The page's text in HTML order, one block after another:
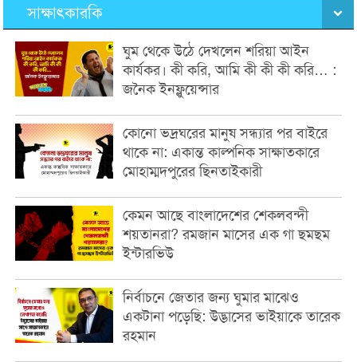
সাক্ষাৎকারকি
ঘুম থেকে উঠে দেখলেন শরিয়া আইন
কার্যকর। কী করি, আমি কী কী কী করি… :
জনৈক ইনফ্লুয়েন্সার
কোনো ভদ্রঘরের মানুষ সন্ধ্যার পর বাইরে
থাকে না: একান্ত কাল্পনিক সাক্ষাতকারে
মোহাম্মদপুরের ছিনতাইকারী
কেমন আছে বাংলাদেশের শেকলবন্দী
শয়তানরা? রমজান মাসের এক গা ছমছম
ইন্টারভিউ
নির্বাচনে জেতার জন্য ঘুমার মাঝেও
একটানা পড়েছি: উদ্ভাসের ভাইয়াকে তারেক
রহমান